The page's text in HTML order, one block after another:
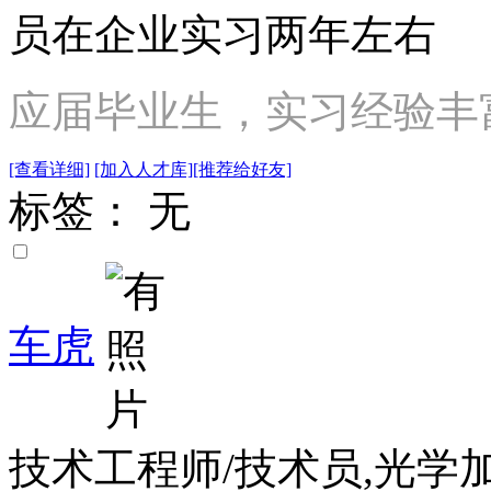
员在企业实习两年左右
应届毕业生，实习经验丰
[查看详细] [加入人才库][推荐给好友]
标签： 无
车虎
技术工程师/技术员,光学